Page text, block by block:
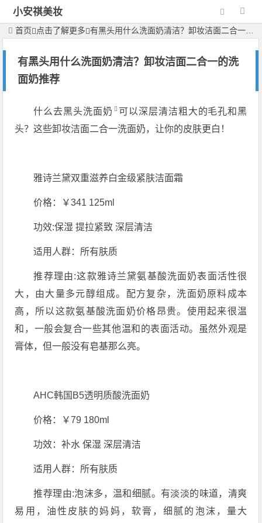
小安祺美妆
首页 点击了解更多 有黑头用什么洗面奶清洁？卸妆洁面二合一的洗面奶推荐
有黑头用什么洗面奶清洁？卸妆洁面二合一的洗
面奶推荐
什么去黑头洗面奶
可以深层清洁粗大的毛孔和黑
头？这些卸妆洁面二合一洗面奶，让你的皮肤更白！
雅诗兰黛双重滋养白金级紧肤洁面霜
价格：￥341 125ml
功效:保湿 提拉紧致 深层清洁
适用人群：所有肤质
推荐理由:这款雅诗兰黛氨基酸洗面奶表面活性很
大，由大量多元醇组成。配方复杂，洗面奶原料成本
高，所以这款氨基酸洗面奶价格昂贵。使用起来很温
和，一般会复合一些其他温和的表面活动。虽然外观是
膏体，但一般没有皂基那么亮。
AHC韩国B5透明质酸洗面奶
价格：￥79 180ml
功效：补水 保湿 深层清洁
适用人群：所有肤质
推荐理由:泡沫多，温和细腻。有淡淡的味道，清爽
易用，油性皮肤的妈妈，软膏，细腻的泡沫，量大